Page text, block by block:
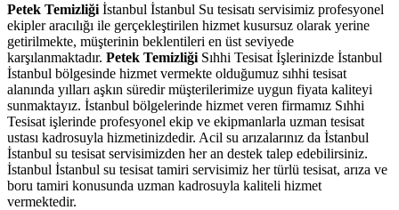
Petek Temizliği İstanbul İstanbul Su tesisatı servisimiz profesyonel
ekipler aracılığı ile gerçekleştirilen hizmet kusursuz olarak yerine
getirilmekte, müşterinin beklentileri en üst seviyede
karşılanmaktadır. Petek Temizliği Sıhhi Tesisat İşlerinizde İstanbul
İstanbul bölgesinde hizmet vermekte olduğumuz sıhhi tesisat
alanında yılları aşkın süredir müşterilerimize uygun fiyata kaliteyi
sunmaktayız. İstanbul bölgelerinde hizmet veren firmamız Sıhhi
Tesisat işlerinde profesyonel ekip ve ekipmanlarla uzman tesisat
ustası kadrosuyla hizmetinizdedir. Acil su arızalarınız da İstanbul
İstanbul su tesisat servisimizden her an destek talep edebilirsiniz.
İstanbul İstanbul su tesisat tamiri servisimiz her türlü tesisat, arıza ve
boru tamiri konusunda uzman kadrosuyla kaliteli hizmet
vermektedir.